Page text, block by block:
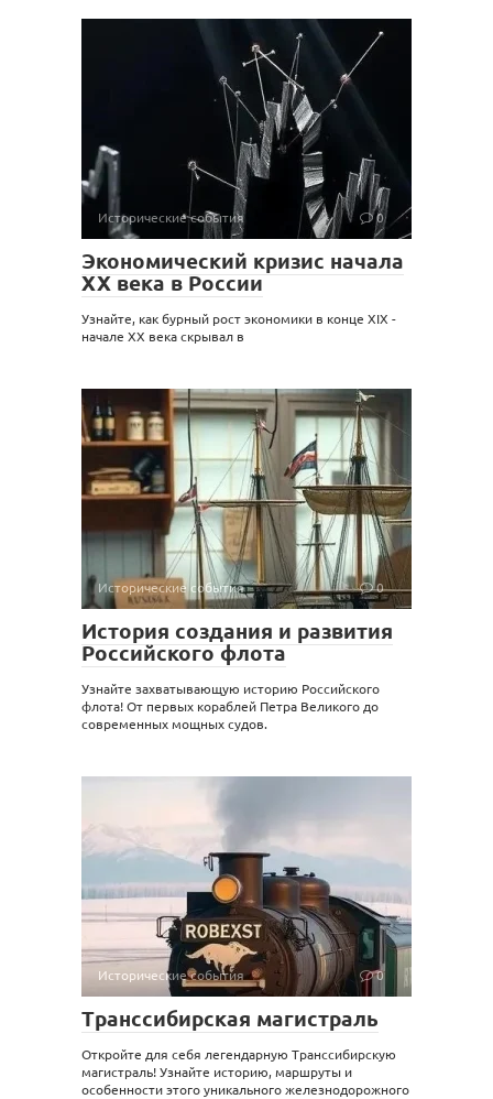
Исторические события 0
Экономический кризис начала
XX века в России
Узнайте, как бурный рост экономики в конце XIX -
начале XX века скрывал в
Исторические события 0
История создания и развития
Российского флота
Узнайте захватывающую историю Российского
флота! От первых кораблей Петра Великого до
современных мощных судов.
Исторические события 0
Транссибирская магистраль
Откройте для себя легендарную Транссибирскую
магистраль! Узнайте историю, маршруты и
особенности этого уникального железнодорожного